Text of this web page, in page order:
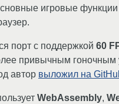
игровые функции
порт с поддержкой 60
привычным гоночным
автор выложил на
WebAssembly,